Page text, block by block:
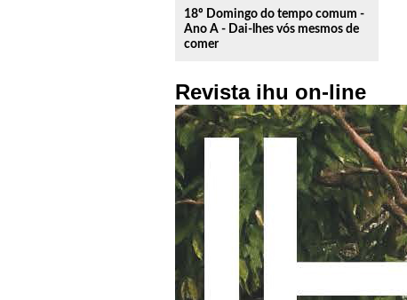
18º Domingo do tempo comum -
Ano A - Dai-lhes vós mesmos de
comer
Revista ihu on-line